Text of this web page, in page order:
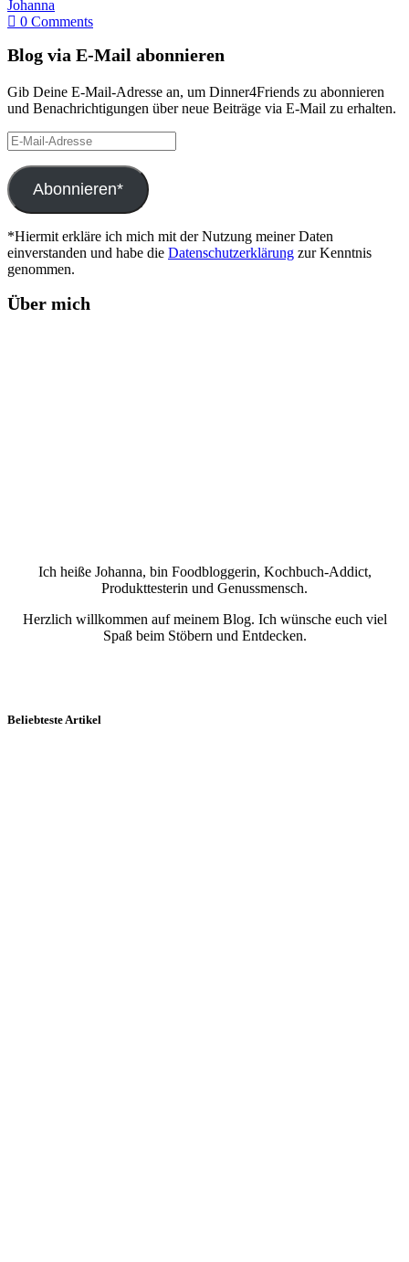
Johanna
0 Comments
Blog via E-Mail abonnieren
Gib Deine E-Mail-Adresse an, um Dinner4Friends zu abonnieren
und Benachrichtigungen über neue Beiträge via E-Mail zu erhalten.
E-
Mail-
Adresse
Abonnieren*
*Hiermit erkläre ich mich mit der Nutzung meiner Daten
einverstanden und habe die Datenschutzerklärung zur Kenntnis
genommen.
Über mich
Ich heiße Johanna, bin Foodbloggerin, Kochbuch-Addict,
Produkttesterin und Genussmensch.
Herzlich willkommen auf meinem Blog. Ich wünsche euch viel
Spaß beim Stöbern und Entdecken.
Beliebteste Artikel